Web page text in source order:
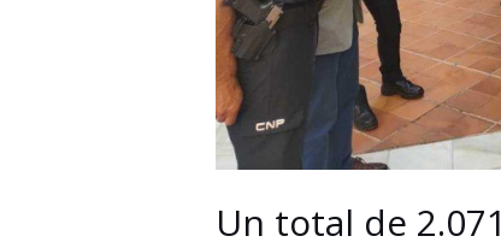
Un total de